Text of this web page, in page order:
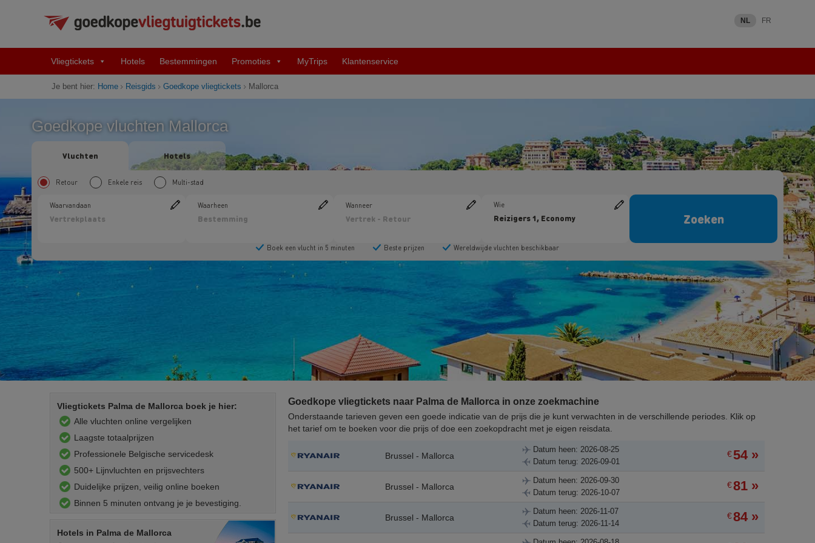
NL FR
Vliegtickets Hotels Bestemmingen Promoties MyTrips Klantenservice
Je bent hier: Home Reisgids Goedkope vliegtickets Mallorca
Goedkope vluchten Mallorca
Goedkope vliegtickets naar Palma de Mallorca in onze zoekmachine
Onderstaande tarieven geven een goede indicatie van de prijs die je kunt verwachten in de verschillende periodes. Klik op
het tarief om te boeken voor die prijs of doe een zoekopdracht met je eigen reisdata.
Brussel - Mallorca
Datum heen: 2026-08-25
Datum terug: 2026-09-01
€54 »
Brussel - Mallorca
Datum heen: 2026-09-30
Datum terug: 2026-10-07
€81 »
Brussel - Mallorca
Datum heen: 2026-11-07
Datum terug: 2026-11-14
€84 »
Vliegtickets Palma de Mallorca boek je hier:
Alle vluchten online vergelijken
Laagste totaalprijzen
Professionele Belgische servicedesk
500+ Lijnvluchten en prijsvechters
Duidelijke prijzen, veilig online boeken
Binnen 5 minuten ontvang je je bevestiging.
Hotels in Palma de Mallorca